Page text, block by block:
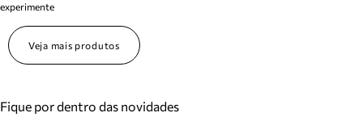
experimente
Veja mais produtos
Fique por dentro das novidades